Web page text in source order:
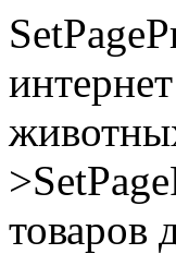
товаров